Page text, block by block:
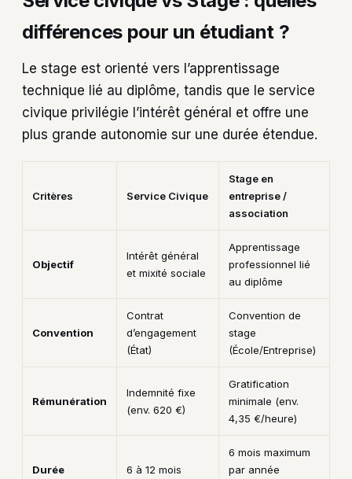
différences pour un étudiant ?
Le stage est orienté vers l’apprentissage
technique lié au diplôme, tandis que le service
civique privilégie l’intérêt général et offre une
plus grande autonomie sur une durée étendue.
Critères Service Civique
Stage en
entreprise /
association
Objectif
Intérêt général
et mixité sociale
Apprentissage
professionnel lié
au diplôme
Convention
Contrat
d’engagement
(État)
Convention de
stage
(École/Entreprise)
Rémunération
Indemnité fixe
(env. 620 €)
Gratification
minimale (env.
4,35 €/heure)
Durée 6 à 12 mois
6 mois maximum
par année